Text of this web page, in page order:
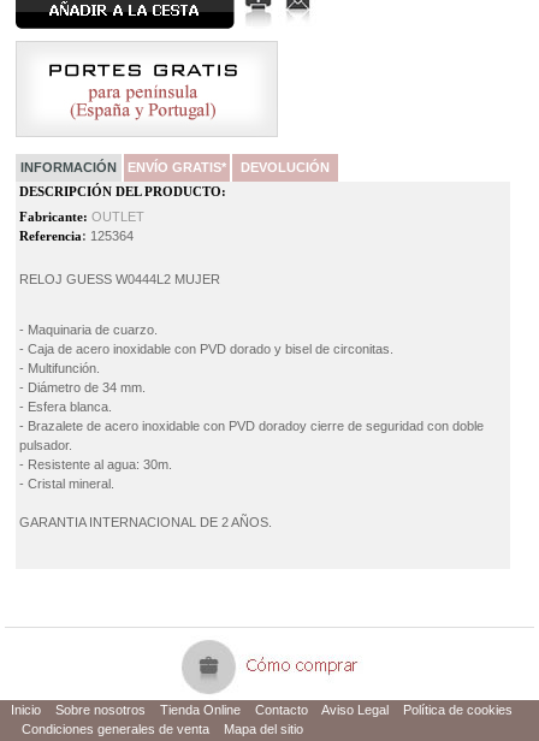
INFORMACIÓN ENVÍO GRATIS*
DEVOLUCIÓN
DESCRIPCIÓN DEL PRODUCTO:
Fabricante:OUTLET
Referencia: 125364
RELOJ GUESS W0444L2 MUJER
- Maquinaria de cuarzo.
- Caja de acero inoxidable con PVD dorado y bisel de circonitas.
- Multifunción.
- Diámetro de 34 mm.
- Esfera blanca.
- Brazalete de acero inoxidable con PVD doradoy cierre de seguridad con doble
pulsador.
- Resistente al agua: 30m.
- Cristal mineral.
GARANTIA INTERNACIONAL DE 2 AÑOS.
Inicio Sobre nosotros Tienda Online Contacto Aviso Legal
Política de cookies
Condiciones generales de venta
Mapa del sitio